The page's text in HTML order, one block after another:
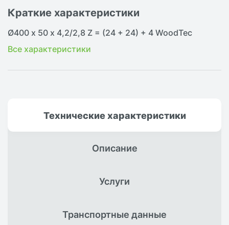
Краткие характеристики
Ø400 х 50 х 4,2/2,8 Z = (24 + 24) + 4 WoodTec
Все характеристики
Техническиехарактеристики
Описание
Услуги
Транспортныеданные